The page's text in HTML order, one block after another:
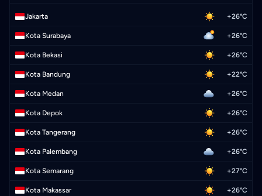
Jakarta +26°C
Kota Surabaya +26°C
Kota Bekasi +26°C
Kota Bandung +22°C
Kota Medan +26°C
Kota Depok +26°C
Kota Tangerang +26°C
Kota Palembang +26°C
Kota Semarang +27°C
Kota Makassar +26°C